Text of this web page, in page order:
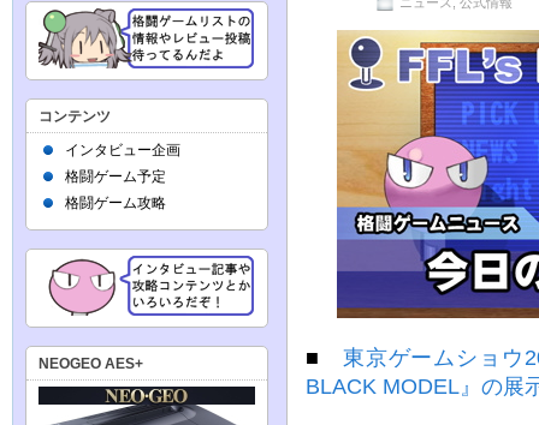
■ 東京ゲームショウ
BLACK MODEL』の展
コンテンツ
インタビュー企画
格闘ゲーム予定
格闘ゲーム攻略
NEOGEO AES+